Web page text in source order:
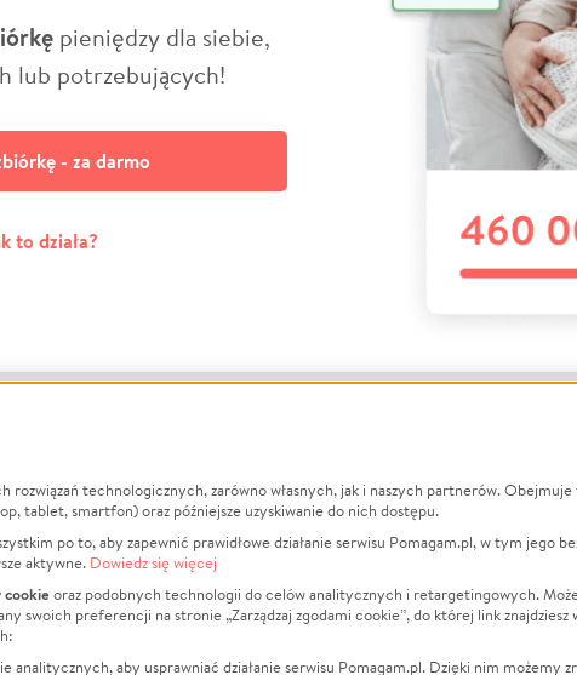
pieniędzy dla siebie,
lub potrzebujących!
- za darmo
to działa?
Informacje
Jak to działa?
Regulamin
Polityka Prywatności
O nas
Opinie
Raporty
Za darmo
rozwiązań technologicznych, zarówno własnych, jak i naszych partnerów.
tablet, smartfon) oraz późniejsze uzyskiwanie do nich dostępu.
po to, aby zapewnić prawidłowe działanie serwisu Pomagam.pl, w tym jego
aktywne. Dowiedz się więcej
cookieoraz podobnych technologii do celów analitycznych i retargetingowych.
swoich preferencji na stronie „Zarządzaj zgodami cookie”, do której link
analitycznych, aby usprawniać działanie serwisu Pomagam.pl. Dzięki nim możemy